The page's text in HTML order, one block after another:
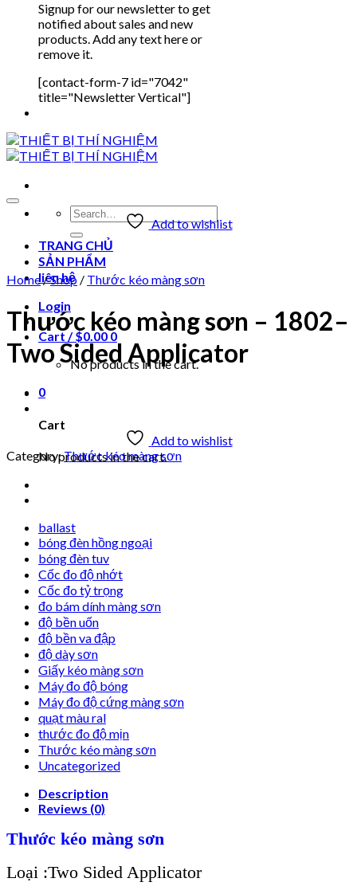
Signup for our newsletter to get
notified about sales and new
products. Add any text here or
remove it.
[contact-form-7 id="7042"
title="Newsletter Vertical"]
Search
for:
TRANG CHỦ
SẢN PHẨM
liên hệ
Login
Cart /$0.00 0
No products in the cart.
0
Cart
No products in the cart.
Add to wishlist
Home/Shop / Thước kéo màng sơn
Thước kéo màng sơn – 1802–
Two Sided Applicator
Add to wishlist
Category:Thước kéo màng sơn
ballast
bóng đèn hồng ngoại
bóng đèn tuv
Cốc đo độ nhớt
Cốc đo tỷ trọng
đo bám dính màng sơn
độ bền uốn
độ bền va đập
độ dày sơn
Giấy kéo màng sơn
Máy đo độ bóng
Máy đo độ cứng màng sơn
quạt màu ral
thước đo độ mịn
Thước kéo màng sơn
Uncategorized
Description
Reviews (0)
Thước kéo màng sơn
Loại :Two Sided Applicator